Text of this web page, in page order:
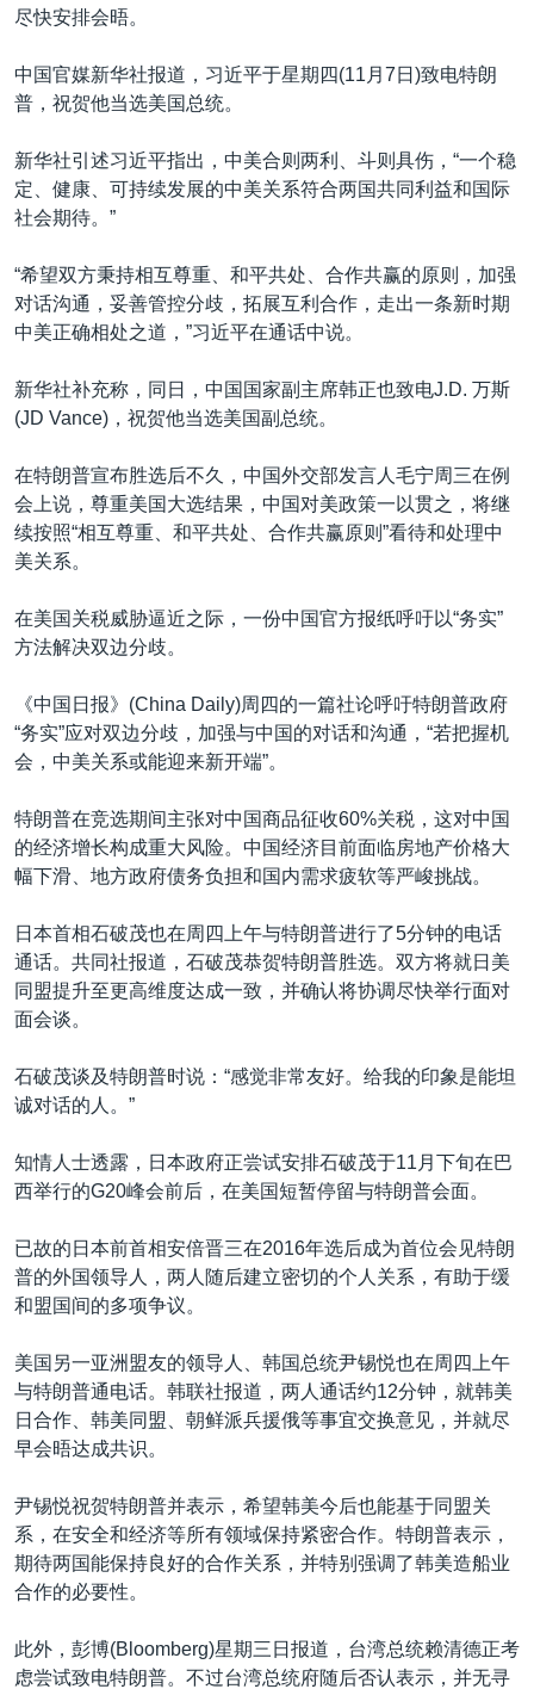
关注新疆
尽快安排会晤。
中国官媒新华社报道，习近平于星期四(11月7日)致电特朗
普，祝贺他当选美国总统。
新华社引述习近平指出，中美合则两利、斗则具伤，“一个稳
定、健康、可持续发展的中美关系符合两国共同利益和国际
社会期待。”
“希望双方秉持相互尊重、和平共处、合作共赢的原则，加强
对话沟通，妥善管控分歧，拓展互利合作，走出一条新时期
中美正确相处之道，”习近平在通话中说。
新华社补充称，同日，中国国家副主席韩正也致电J.D. 万斯
(JD Vance)，祝贺他当选美国副总统。
在特朗普宣布胜选后不久，中国外交部发言人毛宁周三在例
会上说，尊重美国大选结果，中国对美政策一以贯之，将继
续按照“相互尊重、和平共处、合作共赢原则”看待和处理中
美关系。
在美国关税威胁逼近之际，一份中国官方报纸呼吁以“务实”
方法解决双边分歧。
《中国日报》(China Daily)周四的一篇社论呼吁特朗普政府
“务实”应对双边分歧，加强与中国的对话和沟通，“若把握机
会，中美关系或能迎来新开端”。
特朗普在竞选期间主张对中国商品征收60%关税，这对中国
的经济增长构成重大风险。中国经济目前面临房地产价格大
幅下滑、地方政府债务负担和国内需求疲软等严峻挑战。
日本首相石破茂也在周四上午与特朗普进行了5分钟的电话
通话。共同社报道，石破茂恭贺特朗普胜选。双方将就日美
同盟提升至更高维度达成一致，并确认将协调尽快举行面对
面会谈。
石破茂谈及特朗普时说：“感觉非常友好。给我的印象是能坦
诚对话的人。”
知情人士透露，日本政府正尝试安排石破茂于11月下旬在巴
西举行的G20峰会前后，在美国短暂停留与特朗普会面。
已故的日本前首相安倍晋三在2016年选后成为首位会见特朗
普的外国领导人，两人随后建立密切的个人关系，有助于缓
和盟国间的多项争议。
美国另一亚洲盟友的领导人、韩国总统尹锡悦也在周四上午
与特朗普通电话。韩联社报道，两人通话约12分钟，就韩美
日合作、韩美同盟、朝鲜派兵援俄等事宜交换意见，并就尽
早会晤达成共识。
尹锡悦祝贺特朗普并表示，希望韩美今后也能基于同盟关
系，在安全和经济等所有领域保持紧密合作。特朗普表示，
期待两国能保持良好的合作关系，并特别强调了韩美造船业
合作的必要性。
此外，彭博(Bloomberg)星期三日报道，台湾总统赖清德正考
虑尝试致电特朗普。不过台湾总统府随后否认表示，并无寻